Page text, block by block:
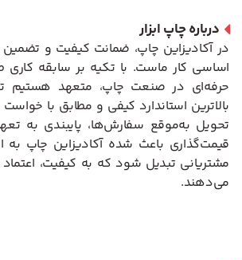
درباره چاپ ابزار
در آکادیزاین چاپ، ضمانت کیفیت و
اساسی کار ماست. با تکیه بر سابقه کاری
حرفه‌ای در صنعت چاپ، متعهد هستیم
بالاترین استاندارد کیفی و مطابق با
تحویل به‌موقع سفارش‌ها، پایبندی به
قیمت‌گذاری باعث شده آکادیزاین چاپ به
مشتریانی تبدیل شود که به کیفیت،
می‌دهند.